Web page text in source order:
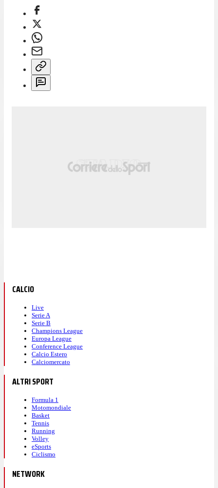
CALCIO
Live
Serie A
Serie B
Champions League
Europa League
Conference League
Calcio Estero
Calciomercato
ALTRI SPORT
Formula 1
Motomondiale
Basket
Tennis
Running
Volley
eSports
Ciclismo
NETWORK